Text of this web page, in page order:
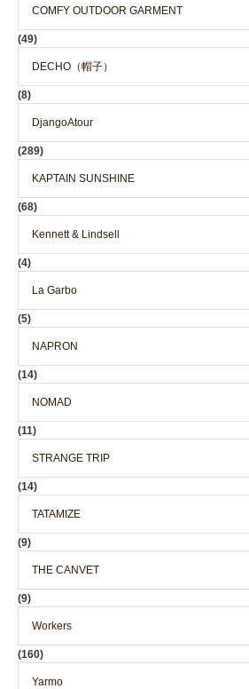
COMFY OUTDOOR GARMENT
(49)
DECHO（帽子）
(8)
DjangoAtour
(289)
KAPTAIN SUNSHINE
(68)
Kennett & Lindsell
(4)
La Garbo
(5)
NAPRON
(14)
NOMAD
(11)
STRANGE TRIP
(14)
TATAMIZE
(9)
THE CANVET
(9)
Workers
(160)
Yarmo